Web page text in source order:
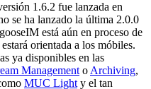
1.6.2 fue lanzada en
se ha lanzado la última 2.0.0
está aún en proceso de
orientada a los móbiles.
ya disponibles en las
Management o Archiving,
MUC Light y el tan